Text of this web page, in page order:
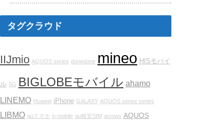
タグクラウド
IIJmio AQUOS series donedone mineo HISモバイ
ル 5G BIGLOBEモバイル ahamo
LINEMO Huawei iPhone GALAXY AQUOS sense series
LIBMO auスマホ b-mobile au格安SIM arrows AQUOS